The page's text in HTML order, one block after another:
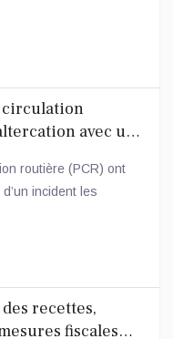
circulation
avec un
routière (PCR) ont
incident les
recettes,
fiscales